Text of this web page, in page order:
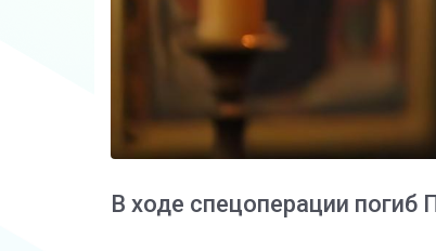
В ходе спецоперации